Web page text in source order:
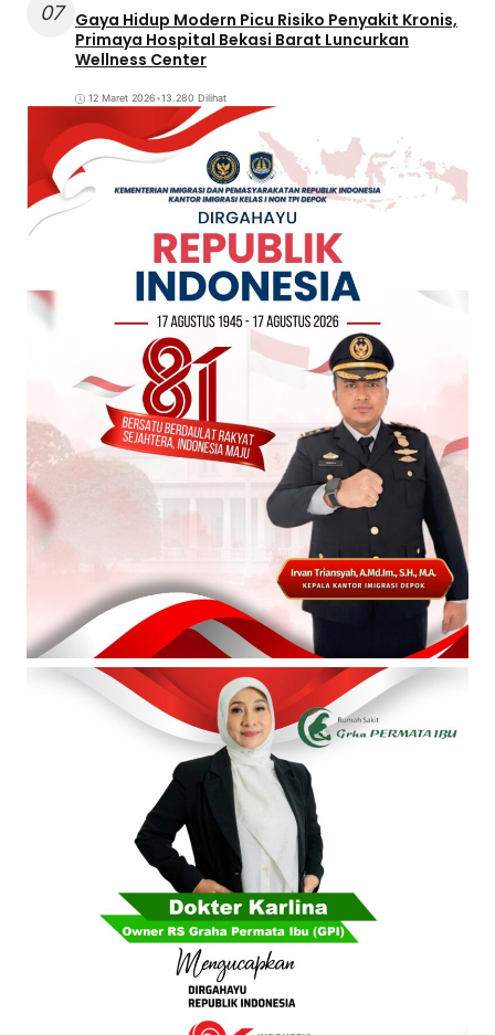
07
Gaya Hidup Modern Picu Risiko Penyakit Kronis,
Primaya Hospital Bekasi Barat Luncurkan
Wellness Center
12 Maret 2026•13.280 Dilihat